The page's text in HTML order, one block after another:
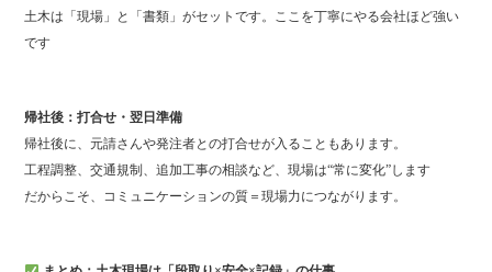
土木は「現場」と「書類」がセットです。ここを丁寧にやる会社ほど強い
です
帰社後：打合せ・翌日準備
帰社後に、元請さんや発注者との打合せが入ることもあります。
工程調整、交通規制、追加工事の相談など、現場は“常に変化”します
だからこそ、コミュニケーションの質＝現場力につながります。